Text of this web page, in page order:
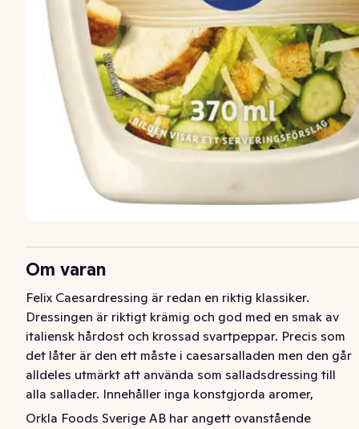
Om varan
Felix Caesardressing är redan en riktig klassiker.
Dressingen är riktigt krämig och god med en smak av
italiensk hårdost och krossad svartpeppar. Precis som
det låter är den ett måste i caesarsalladen men den går
alldeles utmärkt att använda som salladsdressing till
alla sallader. Innehåller inga konstgjorda aromer,
färgämnen eller konserveringsmedel. För att läsa mer
Orkla Foods Sverige AB har angett ovanstående